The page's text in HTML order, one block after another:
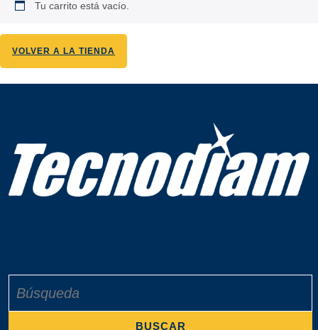
Tu carrito está vacío.
VOLVER A LA TIENDA